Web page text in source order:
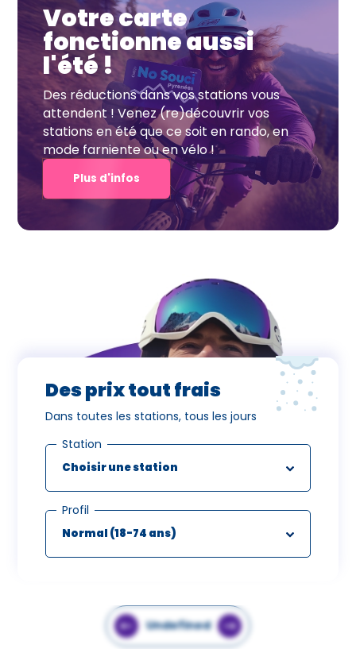
Votre carte
fonctionne aussi
l'été !
Des réductions dans vos stations vous
attendent ! Venez (re)découvrir vos
stations en été que ce soit en rando, en
mode farniente ou en vélo !
Plus d'infos
Des prix tout frais
Dans toutes les stations, tous les jours
Station
Profil
Undefined